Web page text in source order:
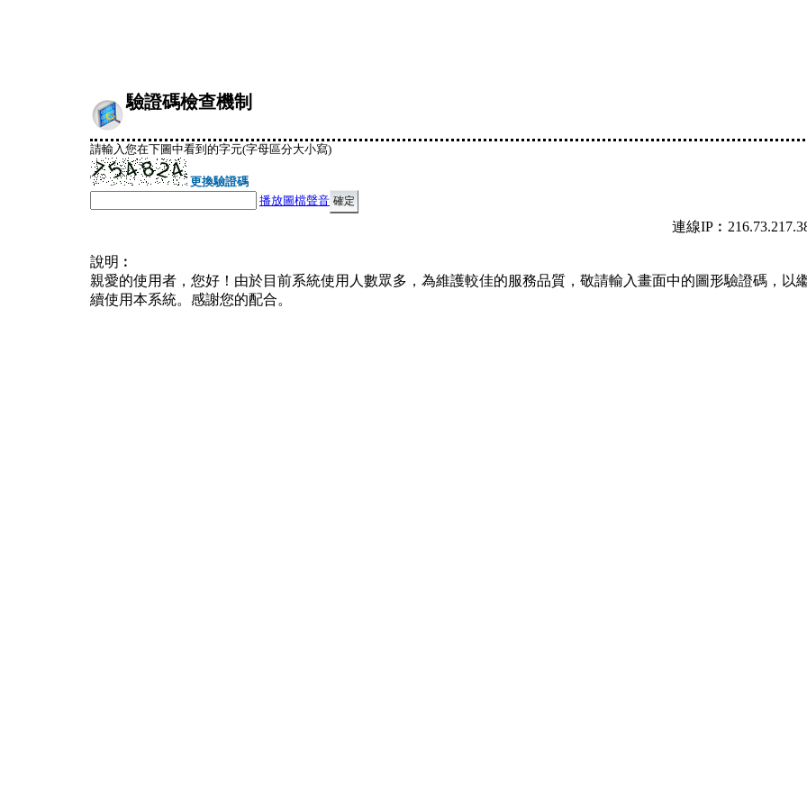
驗證碼檢查機制
請輸入您在下圖中看到的字元(字母區分大小寫)
更換驗證碼
播放圖檔聲音
連線
說明︰
親愛的使用者，您好！由於目前系統使用人數眾多，為維護較佳的服務品質，敬請輸入畫面中的圖形驗證碼，以
續使用本系統。感謝您的配合。